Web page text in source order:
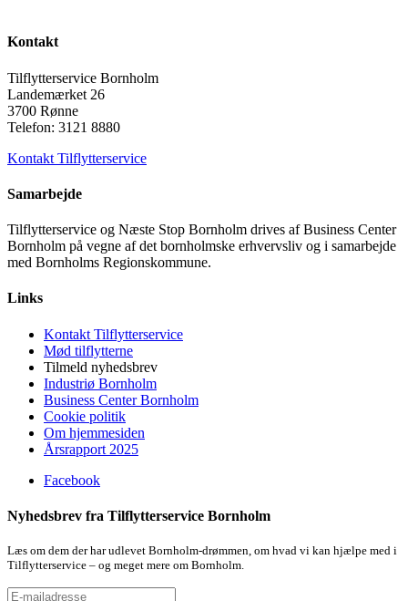
Kontakt
Tilflytterservice Bornholm
Landemærket 26
3700 Rønne
Telefon: 3121 8880
Kontakt Tilflytterservice
Samarbejde
Tilflytterservice og Næste Stop Bornholm drives af Business Center
Bornholm på vegne af det bornholmske erhvervsliv og i samarbejde
med Bornholms Regionskommune.
Links
Kontakt Tilflytterservice
Mød tilflytterne
Tilmeld nyhedsbrev
Industriø Bornholm
Business Center Bornholm
Cookie politik
Om hjemmesiden
Årsrapport 2025
Facebook
Nyhedsbrev fra Tilflytterservice Bornholm
Læs om dem der har udlevet Bornholm-drømmen, om hvad vi kan hjælpe med i
Tilflytterservice – og meget mere om Bornholm.